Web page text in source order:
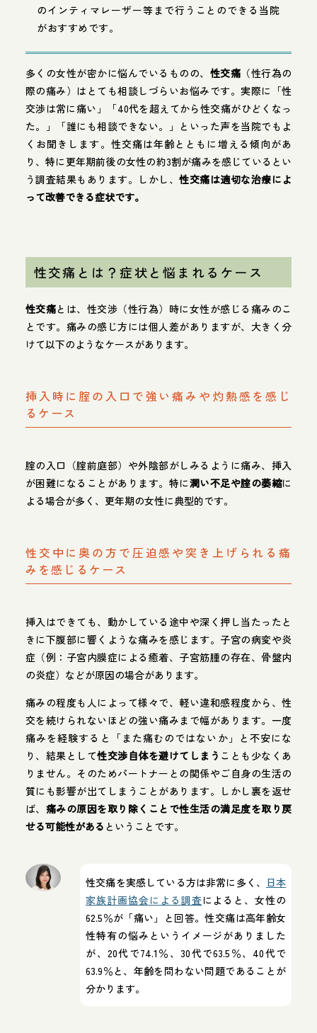
のインティマレーザー等まで行うことのできる当院
がおすすめです。
多くの女性が密かに悩んでいるものの、 性交痛 （性行為の
際の痛み）はとても相談しづらいお悩みです。実際に「性
交渉は常に痛い」「40代を超えてから性交痛がひどくなっ
た。」「誰にも相談できない。」といった声を当院でもよ
くお聞きします。性交痛は年齢とともに増える傾向があ
り、特に更年期前後の女性の約3割が痛みを感じているとい
う調査結果もあります。しかし、性交痛は適切な治療によ
って改善できる症状です。
性交痛とは？症状と悩まれるケース
性交痛とは、性交渉（性行為）時に女性が感じる痛みのこ
とです。痛みの感じ方には個人差がありますが、大きく分
けて以下のようなケースがあります。
挿入時に腟の入口で強い痛みや灼熱感を感じ
るケース
腟の入口（腟前庭部）や外陰部がしみるように痛み、挿入
が困難になることがあります。特に潤い不足や腟の萎縮に
よる場合が多く、更年期の女性に典型的です。
性交中に奥の方で圧迫感や突き上げられる痛
みを感じるケース
挿入はできても、動かしている途中や深く押し当たったと
きに下腹部に響くような痛みを感じます。子宮の病変や炎
症（例：子宮内膜症による癒着、子宮筋腫の存在、骨盤内
の炎症）などが原因の場合があります。
痛みの程度も人によって様々で、軽い違和感程度から、性
交を続けられないほどの強い痛みまで幅があります。一度
痛みを経験すると「また痛むのではないか」と不安にな
り、結果として性交渉自体を避けてしまう ことも少なくあ
りません。そのためパートナーとの関係やご自身の生活の
質にも影響が出てしまうことがあります。しかし裏を返せ
ば、 痛みの原因を取り除くことで性生活の満足度を取り戻
せる可能性がある ということです。
性交痛を実感している方は非常に多く、 日本
家族計画協会による調査によると、女性の
62.5％が「痛い」と回答。性交痛は高年齢女
性特有の悩みというイメージがありました
が、20代で74.1％、30代で63.5％、40代で
63.9％と、年齢を問わない問題であることが
分かります。